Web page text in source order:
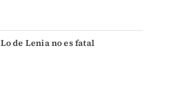
Lo de Lenia no es fatal